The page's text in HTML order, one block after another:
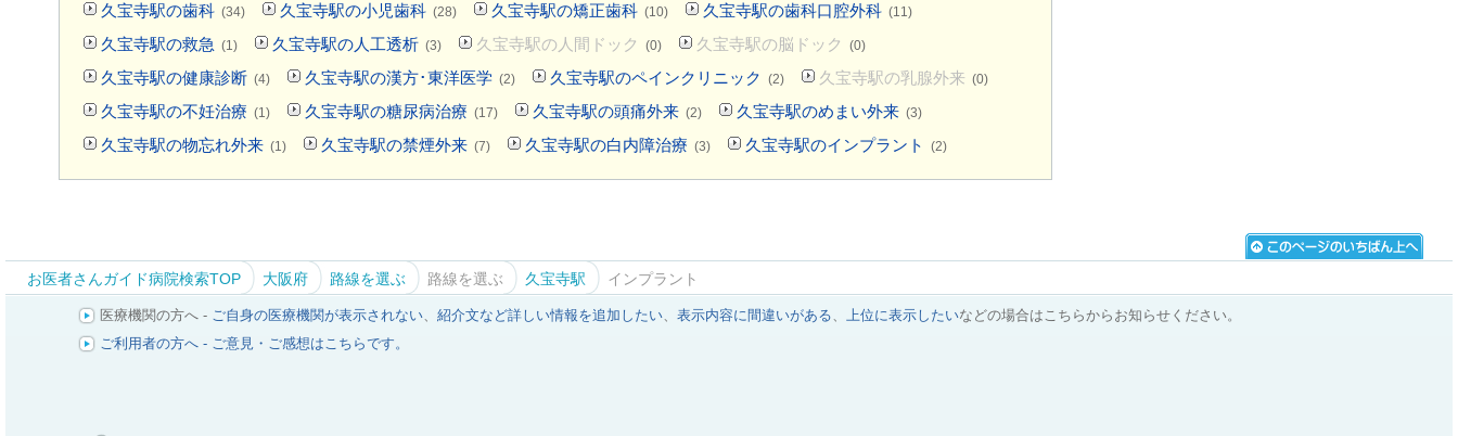
久宝寺駅の歯科 (34) 久宝寺駅の小児歯科 (28) 久宝寺駅の矯正歯科 (10) 久宝寺駅の歯科口腔外科 (11)
久宝寺駅の救急 (1) 久宝寺駅の人工透析 (3) 久宝寺駅の人間ドック (0) 久宝寺駅の脳ドック (0)
久宝寺駅の健康診断 (4) 久宝寺駅の漢方･東洋医学 (2) 久宝寺駅のペインクリニック (2) 久宝寺駅の乳腺外来 (0)
久宝寺駅の不妊治療 (1) 久宝寺駅の糖尿病治療 (17) 久宝寺駅の頭痛外来 (2) 久宝寺駅のめまい外来 (3)
久宝寺駅の物忘れ外来 (1) 久宝寺駅の禁煙外来 (7) 久宝寺駅の白内障治療 (3) 久宝寺駅のインプラント (2)
お医者さんガイド病院検索TOP 大阪府 路線を選ぶ 路線を選ぶ 久宝寺駅 インプラント
医療機関の方へ - ご自身の医療機関が表示されない、 紹介文など詳しい情報を追加したい、 表示内容に間違いがある、 上位に表示したいなどの場合はこちらからお知らせください。
ご利用者の方へ - ご意見・ご感想はこちらです。